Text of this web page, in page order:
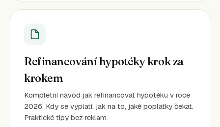
Refinancování hypotéky krok za
krokem
Kompletní návod jak refinancovat hypotéku v roce
2026. Kdy se vyplatí, jak na to, jaké poplatky čekat.
Praktické tipy bez reklam.